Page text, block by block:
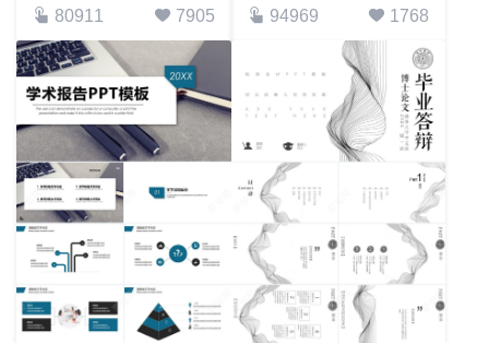
80911 7905 94969 1768